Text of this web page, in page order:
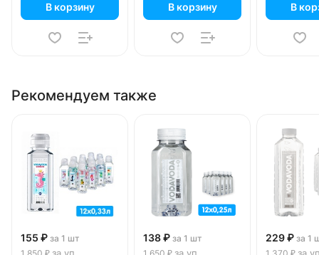
В корзину В корзину В
Рекомендуем также
155 ₽ за 1 шт
за уп
138 ₽ за 1 шт
за уп
229 ₽ за 1
за